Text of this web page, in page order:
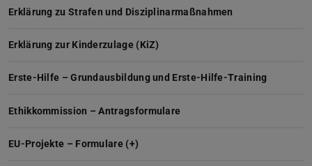
Erklärung zu Strafen und Disziplinarmaßnahmen
Erklärung zur Kinderzulage (KiZ)
Erste-Hilfe – Grundausbildung und Erste-Hilfe-Training
Ethikkommission – Antragsformulare
EU-Projekte – Formulare (+)